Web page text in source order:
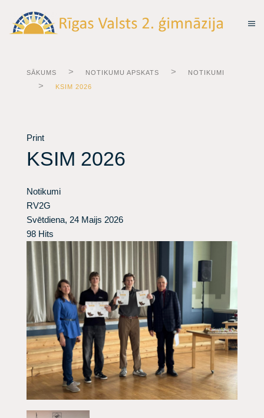
SĀKUMS NOTIKUMU APSKATS
NOTIKUMI
KSIM 2026
Print
KSIM 2026
Notikumi
RV2G
Svētdiena, 24 Maijs 2026
98 Hits